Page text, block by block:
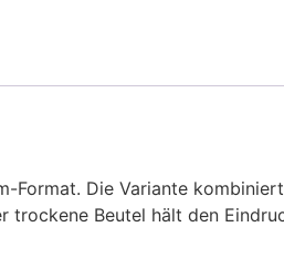
Die Variante
trockene Beutel hält den